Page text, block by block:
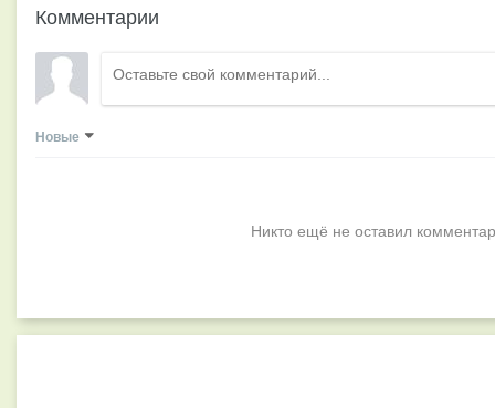
Комментарии
Новые
Никто ещё не оставил